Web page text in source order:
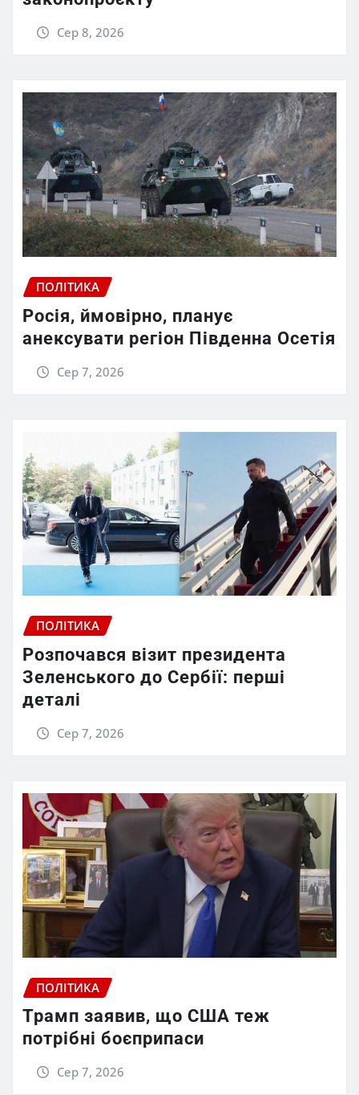
Сер 8, 2026
ПОЛІТИКА
Росія, ймовірно, планує
анексувати регіон Південна Осетія
Сер 7, 2026
ПОЛІТИКА
Розпочався візит президента
Зеленського до Сербії: перші
деталі
Сер 7, 2026
ПОЛІТИКА
Трамп заявив, що США теж
потрібні боєприпаси
Сер 7, 2026